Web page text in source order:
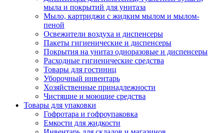
мыла и покрытий для унитаза
Мыло, картриджи с жидким мылом и мылом-
пеной
Освежители воздуха и диспенсеры
Пакеты гигиенические и диспенсеры
Покрытия на унитаз одноразовые и диспенсеры
Расходные гигиенические средства
Товары для гостиниц
Уборочный инвентарь
Хозяйственные принадлежности
Чистящие и моющие средства
Товары для упаковки
Гофротара и гофроупаковка
Емкости для жидкости